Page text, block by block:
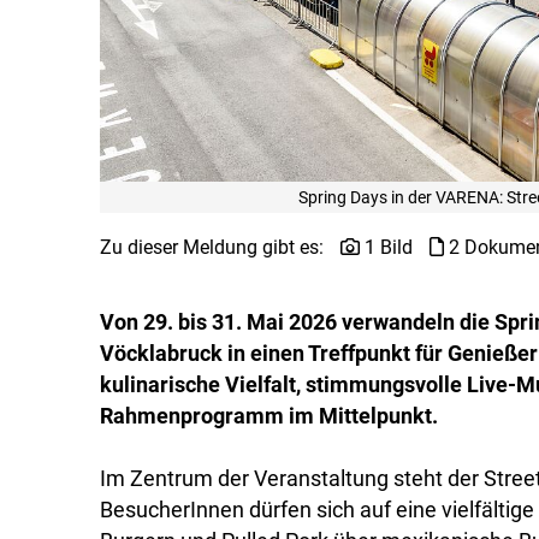
Spring Days in der VARENA:
Zu dieser Meldung gibt es: 1 Bild 2
Von 29. bis 31. Mai 2026 verwandeln die
Vöcklabruck in einen Treffpunkt für
kulinarische Vielfalt, stimmungsvolle Live-
Rahmenprogramm im Mittelpunkt.
Im Zentrum der Veranstaltung steht der
BesucherInnen dürfen sich auf eine